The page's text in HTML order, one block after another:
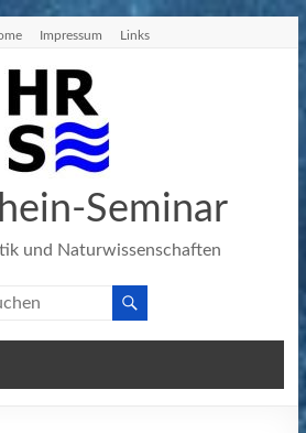
Impressum Links
Seminar
und Naturwissenschaften